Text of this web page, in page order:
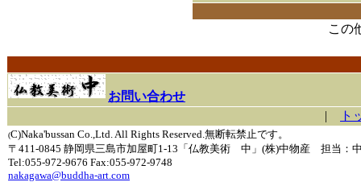
この
お問い合わせ
|
ト
(C)Naka'bussan Co.,Ltd. All Rights Reserved.無断転禁止です。
〒411-0845 静岡県三島市加屋町1-13「仏教美術 中」(株)中物産 担当：
Tel:055-972-9676 Fax:055-972-9748
nakagawa@buddha-art.com